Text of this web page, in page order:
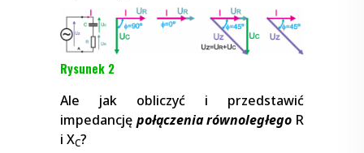
Rysunek 2
Ale jak obliczyć i przedstawić
impedancję połączenia równoległego R
i XC?